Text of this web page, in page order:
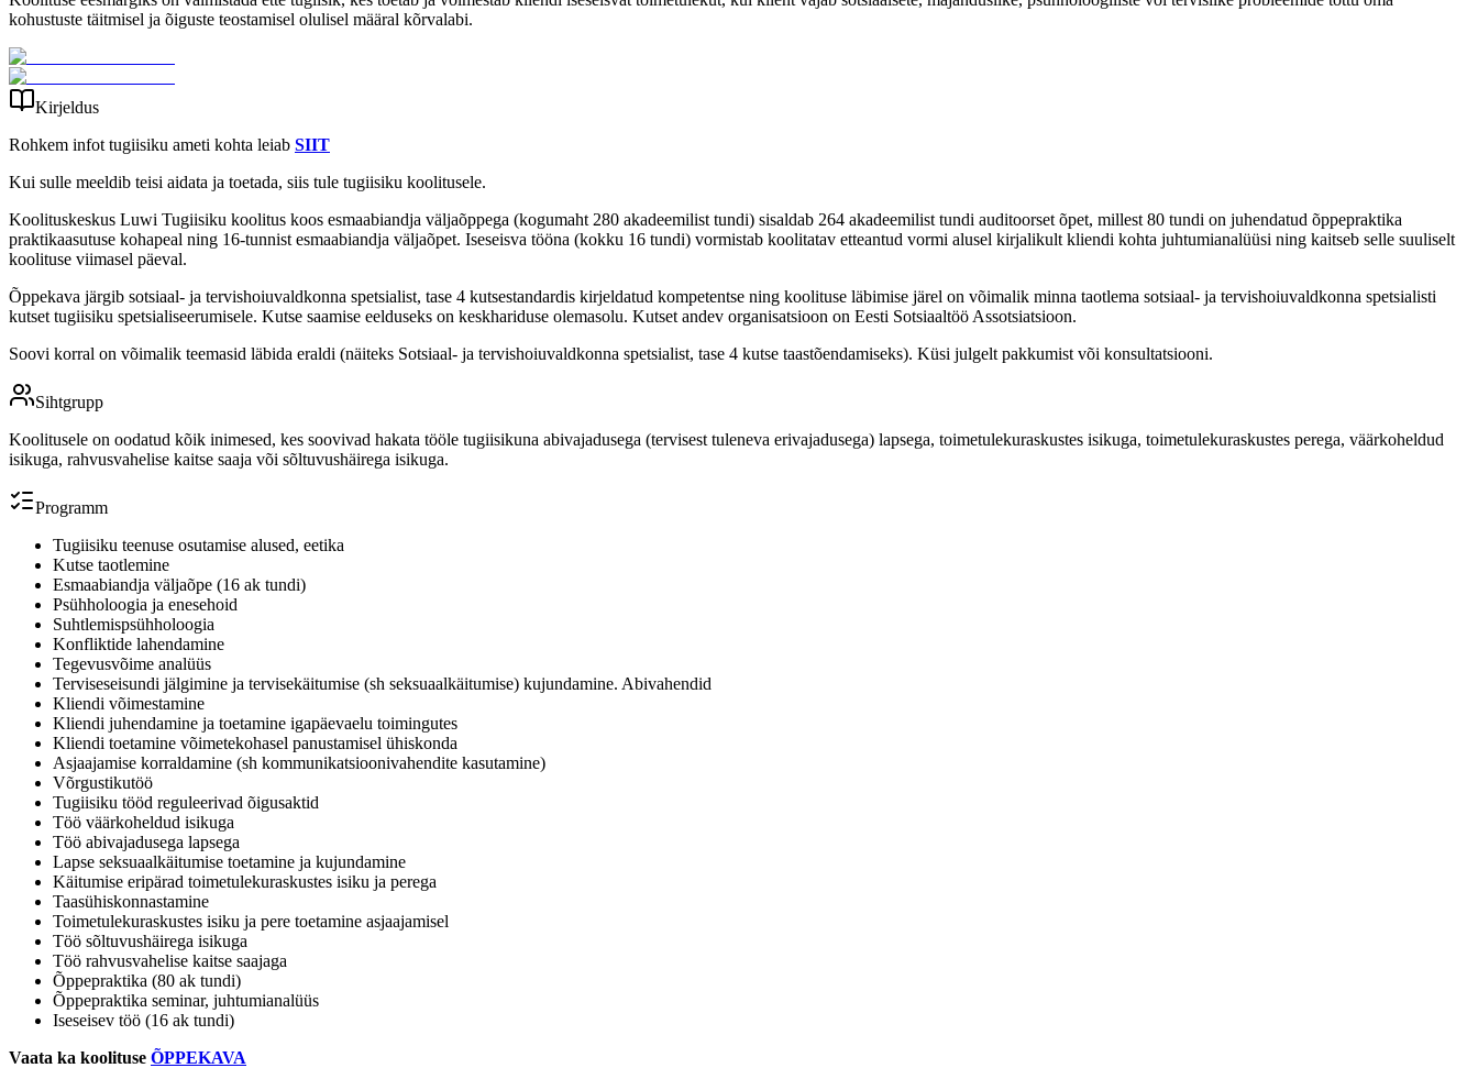
kohustuste täitmisel ja õiguste teostamisel olulisel määral kõrvalabi.
Kirjeldus
Rohkem infot tugiisiku ameti kohta leiab SIIT
Kui sulle meeldib teisi aidata ja toetada, siis tule tugiisiku koolitusele.
Koolituskeskus Luwi Tugiisiku koolitus koos esmaabiandja väljaõppega (kogumaht 280 akadeemilist tundi) sisaldab 264 akadeemilist tundi auditoorset õpet, millest 80 tundi on juhendatud õppepraktika
praktikaasutuse kohapeal ning 16-tunnist esmaabiandja väljaõpet. Iseseisva tööna (kokku 16 tundi) vormistab koolitatav etteantud vormi alusel kirjalikult kliendi kohta juhtumianalüüsi ning kaitseb selle suuliselt
koolituse viimasel päeval.
Õppekava järgib sotsiaal- ja tervishoiuvaldkonna spetsialist, tase 4 kutsestandardis kirjeldatud kompetentse ning koolituse läbimise järel on võimalik minna taotlema sotsiaal- ja tervishoiuvaldkonna spetsialisti
kutset tugiisiku spetsialiseerumisele. Kutse saamise eelduseks on keskhariduse olemasolu. Kutset andev organisatsioon on Eesti Sotsiaaltöö Assotsiatsioon.
Soovi korral on võimalik teemasid läbida eraldi (näiteks Sotsiaal- ja tervishoiuvaldkonna spetsialist, tase 4 kutse taastõendamiseks). Küsi julgelt pakkumist või konsultatsiooni.
Sihtgrupp
Koolitusele on oodatud kõik inimesed, kes soovivad hakata tööle tugiisikuna abivajadusega (tervisest tuleneva erivajadusega) lapsega, toimetulekuraskustes isikuga, toimetulekuraskustes perega, väärkoheldud
isikuga, rahvusvahelise kaitse saaja või sõltuvushäirega isikuga.
Programm
Tugiisiku teenuse osutamise alused, eetika
Kutse taotlemine
Esmaabiandja väljaõpe (16 ak tundi)
Psühholoogia ja enesehoid
Suhtlemispsühholoogia
Konfliktide lahendamine
Tegevusvõime analüüs
Terviseseisundi jälgimine ja tervisekäitumise (sh seksuaalkäitumise) kujundamine. Abivahendid
Kliendi võimestamine
Kliendi juhendamine ja toetamine igapäevaelu toimingutes
Kliendi toetamine võimetekohasel panustamisel ühiskonda
Asjaajamise korraldamine (sh kommunikatsioonivahendite kasutamine)
Võrgustikutöö
Tugiisiku tööd reguleerivad õigusaktid
Töö väärkoheldud isikuga
Töö abivajadusega lapsega
Lapse seksuaalkäitumise toetamine ja kujundamine
Käitumise eripärad toimetulekuraskustes isiku ja perega
Taasühiskonnastamine
Toimetulekuraskustes isiku ja pere toetamine asjaajamisel
Töö sõltuvushäirega isikuga
Töö rahvusvahelise kaitse saajaga
Õppepraktika (80 ak tundi)
Õppepraktika seminar, juhtumianalüüs
Iseseisev töö (16 ak tundi)
Vaata ka koolituse ÕPPEKAVA